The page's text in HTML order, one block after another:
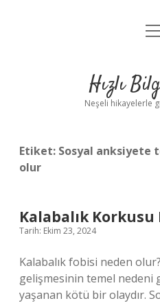
Yasal
Hızlı
Neşeli hikayelerle
Etiket: Sosyal anksiyete
olur
Kalabalık Korkusu
Tarih: Ekim 23, 2024
Kalabalık fobisi neden
gelişmesinin temel nedeni
yaşanan kötü bir olaydır.